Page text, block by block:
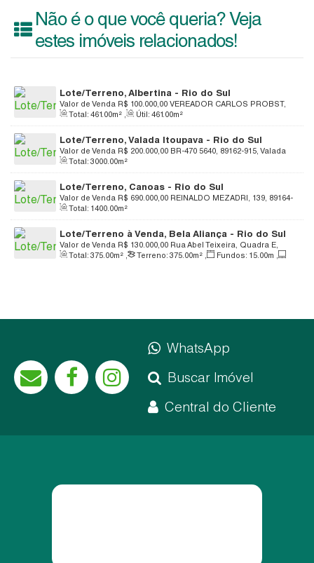
Não é o que você queria? Veja
estes imóveis relacionados!
Lote/Terreno, Albertina - Rio do Sul
R$ 100.000,00
Valor de Venda
VEREADOR CARLOS PROBST,
S/N, 89167-660, Albertina, Rio do Sul, Santa Catarina, Brasil
Total: 461 .00m² Útil: 461 .00m²
Lote/Terreno, Valada Itoupava - Rio do Sul
R$ 200.000,00
Valor de Venda
BR-470 5640, 89162-915, Valada
Itoupava, Rio do Sul, Santa Catarina, Brasil
Total: 3000 .00m²
Lote/Terreno, Canoas - Rio do Sul
R$ 690.000,00
Valor de Venda
REINALDO MEZADRI, 139, 89164-
006, Canoas, Rio do Sul, Santa Catarina, Brasil
Total: 1400 .00m²
Lote/Terreno à Venda, Bela Aliança - Rio do Sul
R$ 130.000,00
Valor de Venda
Rua Abel Teixeira, Quadra E,
Loteamento Rio Lontras, 89161-518, Bela Aliança, Rio do Sul,
Total: 375 .00m² Terreno: 375 .00m² Fundos: 15 .00m
WhatsApp
Buscar Imóvel
Central do Cliente